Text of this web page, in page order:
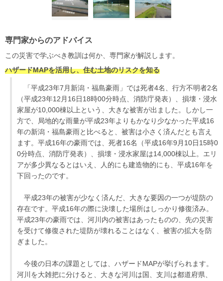
専門家からのアドバイス
この災害で学ぶべき教訓は何か、専門家が解説します。
ハザードMAPを活用し、住む土地のリスクを知る
「平成23年7月新潟・福島豪雨」では死者4名、行方不明者2名
（平成23年12月16日18時00分時点、消防庁発表）、損壊・浸水
家屋が10,000棟以上という、大きな被害が出ました。しかし一
方で、局地的な雨量が平成23年よりもかなり少なかった平成16
年の新潟・福島豪雨と比べると、被害は小さく済んだとも言え
ます。平成16年の豪雨では、死者16名（平成16年9月10日15時0
0分時点、消防庁発表）、損壊・浸水家屋は14,000棟以上。エリ
アが多少異なるとはいえ、人的にも建造物的にも、平成16年を
下回ったのです。
平成23年の被害が少なく済んだ、大きな要因の一つが堤防の
存在です。平成16年の際に決壊した場所はしっかり修復済み。
平成23年の豪雨では、河川内の被害はあったものの、先の災害
を受けて修復された堤防が壊れることはなく、被害の拡大を防
ぎました。
今後の日本の課題としては、ハザードMAPが挙げられます。
河川を大雑把に分けると、大きな河川は国、支川は都道府県、